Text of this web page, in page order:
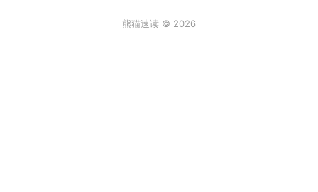
熊猫速读 © 2026